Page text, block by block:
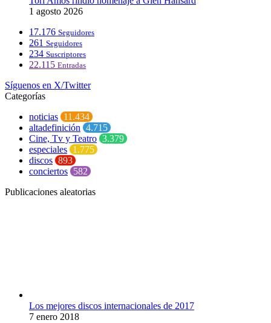
1 agosto 2026
17.176 Seguidores
261 Seguidores
234 Suscriptores
22.115 Entradas
Síguenos en X/Twitter
Categorías
noticias 11.434
altadefinición 4.715
Cine, Tv y Teatro 3.379
especiales 1.775
discos 893
conciertos 582
Publicaciones aleatorias
Los mejores discos internacionales de 2017
7 enero 2018